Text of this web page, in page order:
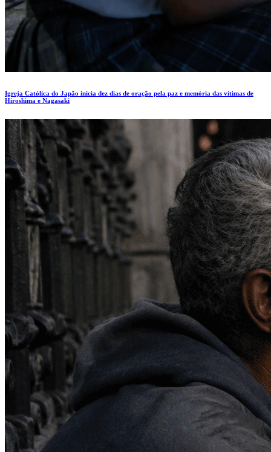
Igreja Católica do Japão inicia dez dias de oração pela paz e memória das vítimas de
Hiroshima e Nagasaki